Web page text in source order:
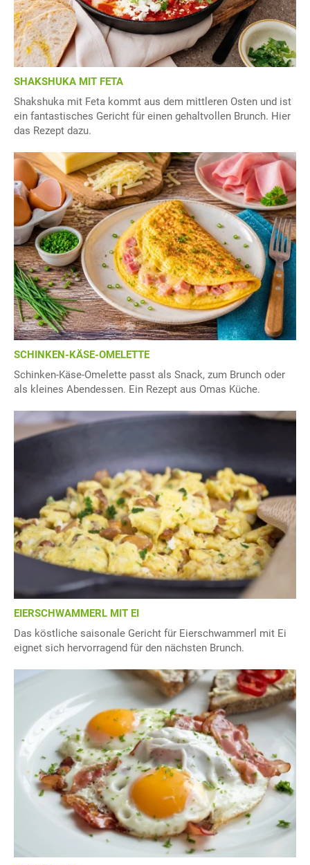
SHAKSHUKA MIT FETA
Shakshuka mit Feta kommt aus dem mittleren Osten und ist
ein fantastisches Gericht für einen gehaltvollen Brunch. Hier
das Rezept dazu.
SCHINKEN-KÄSE-OMELETTE
Schinken-Käse-Omelette passt als Snack, zum Brunch oder
als kleines Abendessen. Ein Rezept aus Omas Küche.
EIERSCHWAMMERL MIT EI
Das köstliche saisonale Gericht für Eierschwammerl mit Ei
eignet sich hervorragend für den nächsten Brunch.